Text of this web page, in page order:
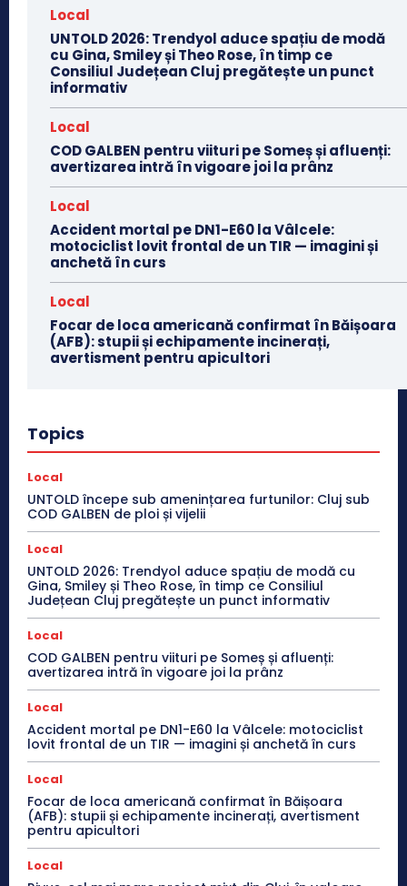
Local
UNTOLD 2026: Trendyol aduce spațiu de modă
cu Gina, Smiley și Theo Rose, în timp ce
Consiliul Județean Cluj pregătește un punct
informativ
Local
COD GALBEN pentru viituri pe Someș și afluenți:
avertizarea intră în vigoare joi la prânz
Local
Accident mortal pe DN1-E60 la Vâlcele:
motociclist lovit frontal de un TIR — imagini și
anchetă în curs
Local
Focar de loca americană confirmat în Băișoara
(AFB): stupii și echipamente incinerați,
avertisment pentru apicultori
Topics
Local
UNTOLD începe sub amenințarea furtunilor: Cluj sub
COD GALBEN de ploi și vijelii
Local
UNTOLD 2026: Trendyol aduce spațiu de modă cu
Gina, Smiley și Theo Rose, în timp ce Consiliul
Județean Cluj pregătește un punct informativ
Local
COD GALBEN pentru viituri pe Someș și afluenți:
avertizarea intră în vigoare joi la prânz
Local
Accident mortal pe DN1-E60 la Vâlcele: motociclist
lovit frontal de un TIR — imagini și anchetă în curs
Local
Focar de loca americană confirmat în Băișoara
(AFB): stupii și echipamente incinerați, avertisment
pentru apicultori
Local